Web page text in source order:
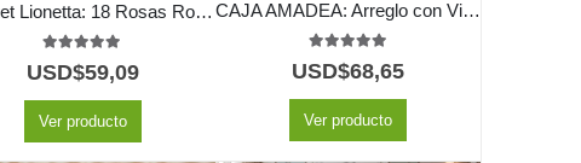
Bouquet Lionetta: 18 Rosas Rosadas para Ocasiones Especiales 🌹
USD$59,09
Ver producto
CAJA AMADEA: Arreglo con Vino y Chocolates para Sorprender ⚜️
USD$68,65
Ver producto